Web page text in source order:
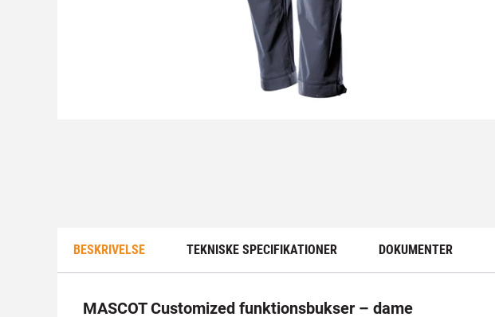
BESKRIVELSE TEKNISKE SPECIFIKATIONER DOKUMENTER
MASCOT Customized funktionsbukser – dame